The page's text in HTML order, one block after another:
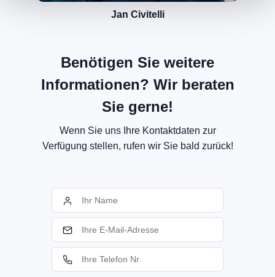
Jan Civitelli
Benötigen Sie weitere
Informationen? Wir beraten
Sie gerne!
Wenn Sie uns Ihre Kontaktdaten zur
Verfügung stellen, rufen wir Sie bald zurück!